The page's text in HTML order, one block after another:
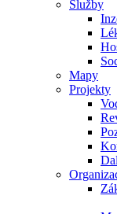
Služby
Mapy
Projekty